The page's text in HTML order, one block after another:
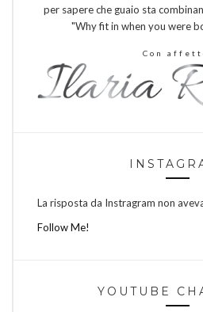
per sapere che guaio sta
"Why fit in when you were
Con
La risposta da Instragram non
Follow Me!
YOUTUBE